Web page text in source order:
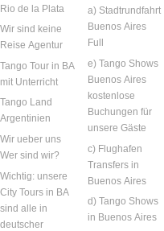
Rio de la Plata
Wir sind keine
Reise Agentur
Tango Tour in BA
mit Unterricht
Tango Land
Argentinien
Wir ueber uns
Wer sind wir?
Wichtig: unsere
City Tours in BA
sind alle in
deutscher
a) Stadtrundfahrt
Buenos Aires
Full
e) Tango Shows
Buenos Aires
kostenlose
Buchungen für
unsere Gäste
c) Flughafen
Transfers in
Buenos Aires
d) Tango Shows
in Buenos Aires